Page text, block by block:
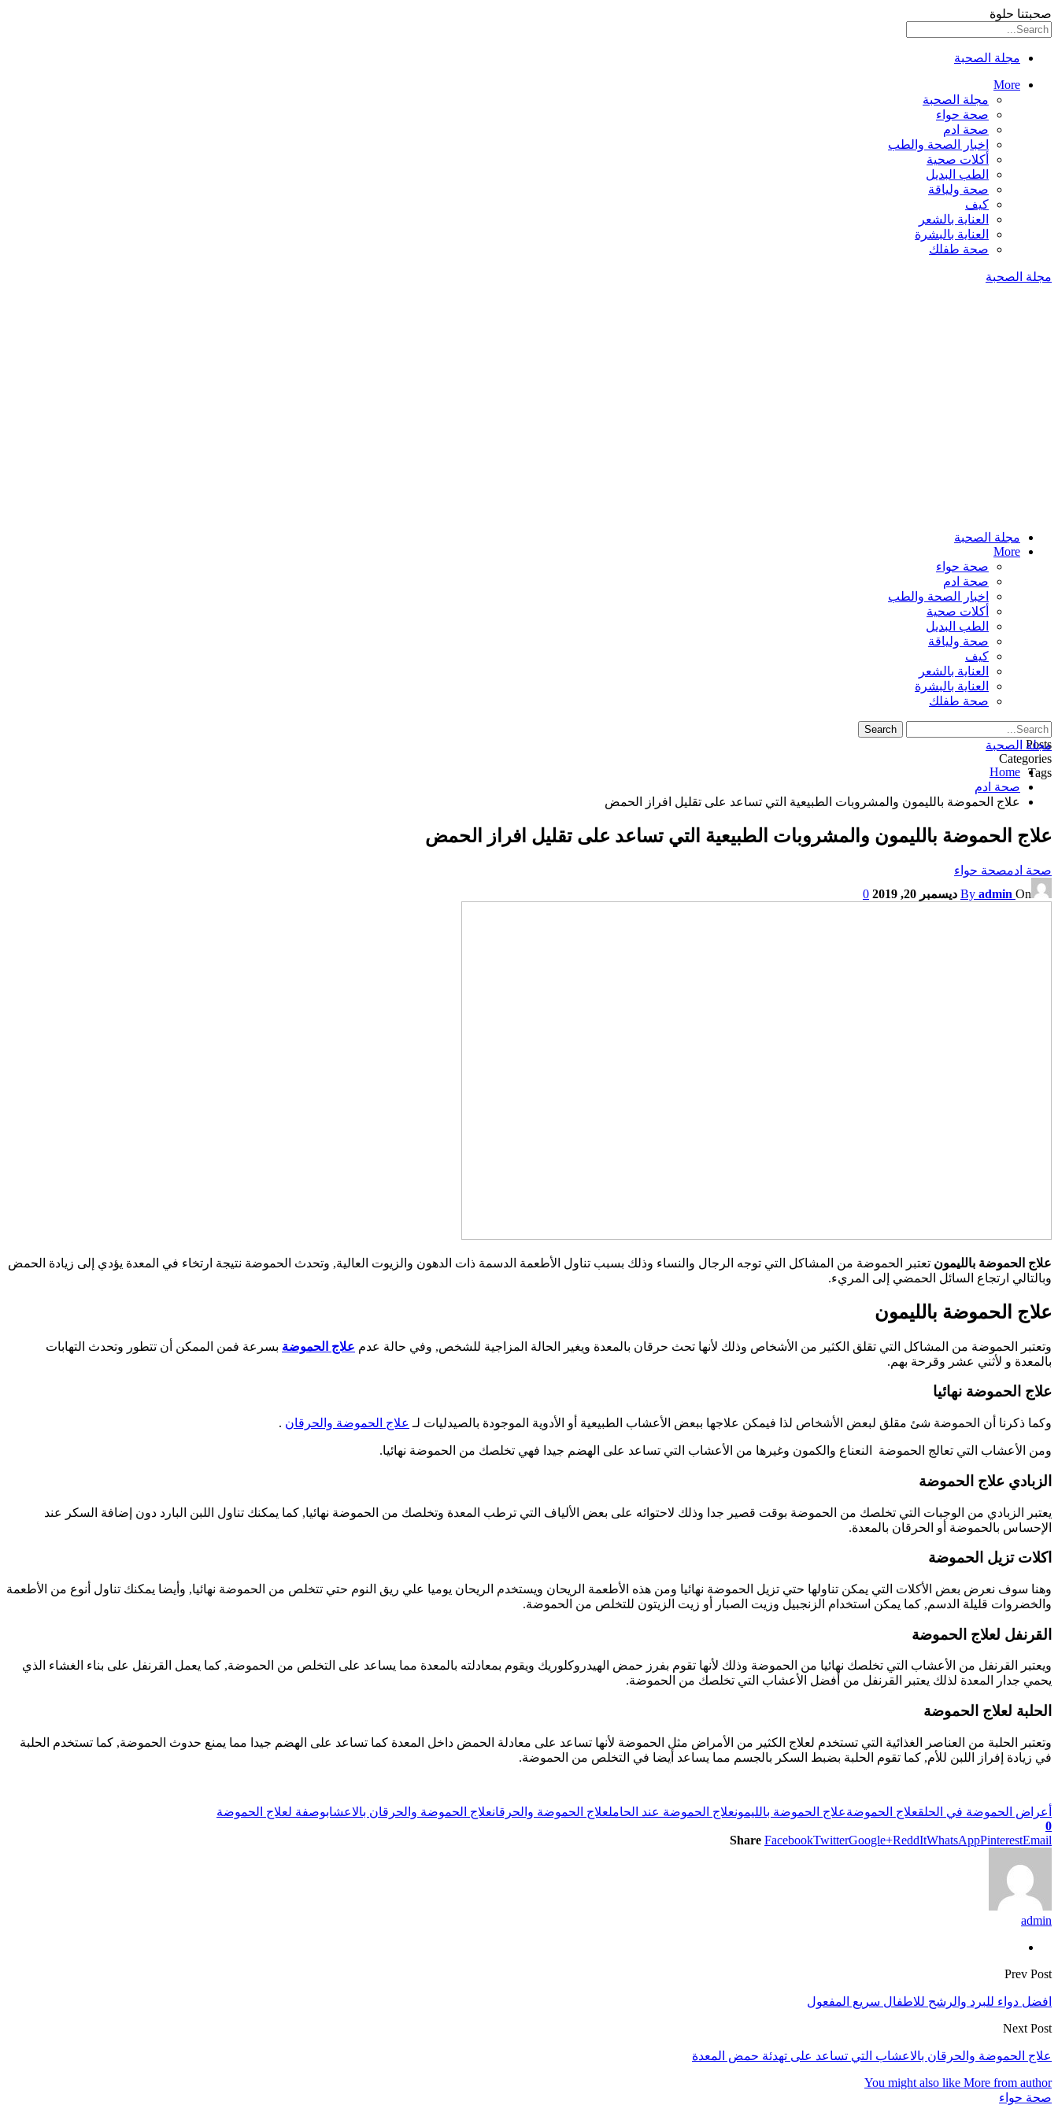
صحبتنا حلوة
مجلة الصحبة
More
مجلة الصحبة
صحة حواء
صحة ادم
اخبار الصحة والطب
أكلات صحية
الطب البديل
صحة ولياقة
كيف
العناية بالشعر
العناية بالبشرة
صحة طفلك
مجلة الصحبة
مجلة الصحبة
More
صحة حواء
صحة ادم
اخبار الصحة والطب
أكلات صحية
الطب البديل
صحة ولياقة
كيف
العناية بالشعر
العناية بالبشرة
صحة طفلك
Posts
Categories
Tags
مجلة الصحبة
Home
صحة ادم
علاج الحموضة بالليمون والمشروبات الطبيعية التي تساعد على تقليل افراز الحمض
علاج الحموضة بالليمون والمشروبات الطبيعية التي تساعد على تقليل افراز الحمض
صحة ادمصحة حواء
By admin On ديسمبر 20, 2019 0
علاج الحموضة بالليمون تعتبر الحموضة من المشاكل التي توجه الرجال والنساء وذلك بسبب تناول الأطعمة الدسمة ذات الدهون والزيوت العالية, وتحدث الحموضة نتيجة ارتخاء في المعدة يؤدي إلى زيادة الحمض
وبالتالي ارتجاع السائل الحمضي إلى المريء.
علاج الحموضة بالليمون
وتعتبر الحموضة من المشاكل التي تقلق الكثير من الأشخاص وذلك لأنها تحث حرقان بالمعدة ويغير الحالة المزاجية للشخص, وفي حالة عدم علاج الحموضة بسرعة فمن الممكن أن تتطور وتحدث التهابات
بالمعدة و لأثني عشر وقرحة بهم.
علاج‏‏ ‏الحموضة‏ ‏نهائيا‏ ‏
وكما ذكرنا أن الحموضة شئ مقلق لبعض الأشخاص لذا فيمكن علاجها ببعض الأعشاب الطبيعية أو الأدوية الموجودة بالصيدليات لـ علاج الحموضة والحرقان .
ومن الأعشاب التي تعالج الحموضة النعناع والكمون وغيرها من الأعشاب التي تساعد على الهضم جيدا فهي تخلصك من الحموضة نهائيا.
الزبادي علاج الحموضة
يعتبر الزبادي من الوجبات التي تخلصك من الحموضة بوقت قصير جدا وذلك لاحتوائه على بعض الألياف التي ترطب المعدة وتخلصك من الحموضة نهائيا, كما يمكنك تناول اللبن البارد دون إضافة السكر عند
الإحساس بالحموضة أو الحرقان بالمعدة.
اكلات تزيل الحموضة
وهنا سوف نعرض بعض الأكلات التي يمكن تناولها حتي تزيل الحموضة نهائيا ومن هذه الأطعمة الريحان ويستخدم الريحان يوميا علي ريق النوم حتي تتخلص من الحموضة نهائيا, وأيضا يمكنك تناول أنوع من الأطعمة
والخضروات قليلة الدسم, كما يمكن استخدام الزنجبيل وزيت الصبار أو زيت الزيتون للتخلص من الحموضة.
القرنفل لعلاج الحموضة
ويعتبر القرنفل من الأعشاب التي تخلصك نهائيا من الحموضة وذلك لأنها تقوم بفرز حمض الهيدروكلوريك ويقوم بمعادلته بالمعدة مما يساعد على التخلص من الحموضة, كما يعمل القرنفل على بناء الغشاء الذي
يحمي جدار المعدة لذلك يعتبر القرنفل من أفضل الأعشاب التي تخلصك من الحموضة.
الحلبة لعلاج الحموضة
وتعتبر الحلبة من العناصر الغذائية التي تستخدم لعلاج الكثير من الأمراض مثل الحموضة لأنها تساعد على معادلة الحمض داخل المعدة كما تساعد على الهضم جيدا مما يمنع حدوث الحموضة, كما تستخدم الحلبة
في زيادة إفراز اللبن للأم, كما تقوم الحلبة بضبط السكر بالجسم مما يساعد أيضا في التخلص من الحموضة.
أعراض الحموضة في الحلقعلاج الحموضةعلاج الحموضة بالليمونعلاج الحموضة عند الحاملعلاج الحموضة والحرقانعلاج الحموضة والحرقان بالاعشابوصفة لعلاج الحموضة
0
Share FacebookTwitterGoogle+ReddItWhatsAppPinterestEmail
admin
Prev Post
افضل دواء للبرد والرشح للاطفال سريع المفعول
Next Post
علاج الحموضة والحرقان بالاعشاب التي تساعد على تهدئة حمض المعدة
You might also like More from author
صحة حواء